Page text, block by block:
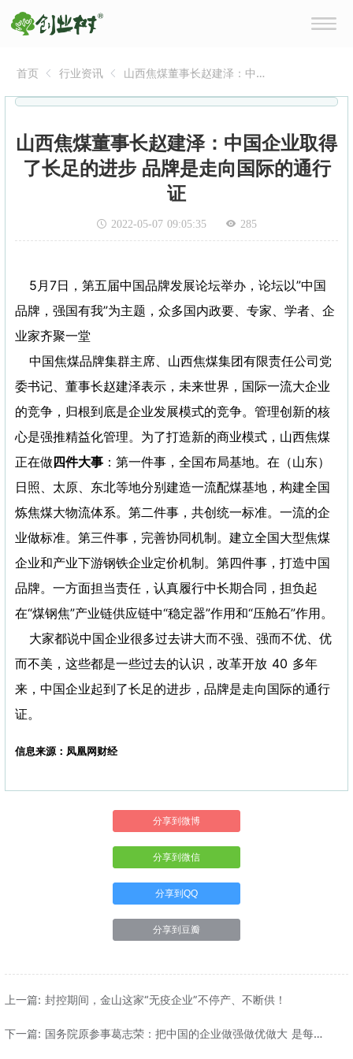
首页 行业资讯
山西焦煤董事长赵建泽：中
牌是走向国际的通行证
山西焦煤董事长赵建泽：中国企业取得
了长足的进步 品牌是走向国际的通行
证
2022-05-07 09:05:35 285
5月7日，第五届中国品牌发展论坛举办，论坛以”中国
品牌，强国有我”为主题，众多国内政要、专家、学者、企
业家齐聚一堂
中国焦煤品牌集群主席、山西焦煤集团有限责任公司党
委书记、董事长赵建泽表示，未来世界，国际一流大企业
的竞争，归根到底是企业发展模式的竞争。管理创新的核
心是强推精益化管理。为了打造新的商业模式，山西焦煤
正在做四件大事：第一件事，全国布局基地。在（山东）
日照、太原、东北等地分别建造一流配煤基地，构建全国
炼焦煤大物流体系。第二件事，共创统一标准。一流的企
业做标准。第三件事，完善协同机制。建立全国大型焦煤
企业和产业下游钢铁企业定价机制。第四件事，打造中国
品牌。一方面担当责任，认真履行中长期合同，担负起
在“煤钢焦”产业链供应链中“稳定器”作用和“压舱石”作用。
大家都说中国企业很多过去讲大而不强、强而不优、优
而不美，这些都是一些过去的认识，改革开放 40 多年
来，中国企业起到了长足的进步，品牌是走向国际的通行
证。
信息来源：凤凰网财经
分享到微博
分享到微信
分享到QQ
分享到豆瓣
上一篇: 封控期间，金山这家“无疫企业”不停产、不断供！
下一篇: 国务院原参事葛志荣：把中国的企业做强做优做大 是每